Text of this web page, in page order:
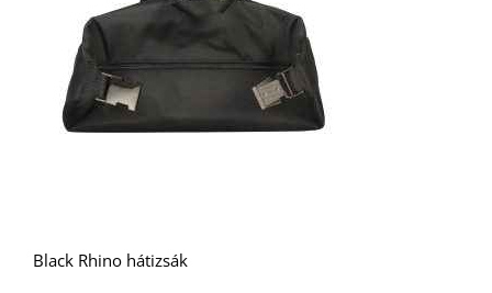
Black Rhino hátizsák